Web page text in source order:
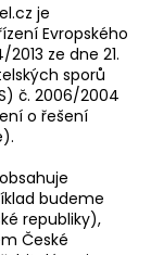
je
Evropského
ze dne 21.
sporů
č. 2006/2004
o řešení
budeme
republiky),
České